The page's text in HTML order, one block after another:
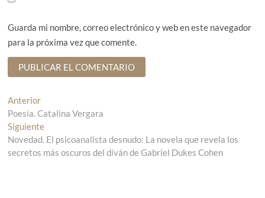
Guarda mi nombre, correo electrónico y web en este navegador
para la próxima vez que comente.
N
a
v
e
Anterior
n
t
r
a
Poesía. Catalina Vergara
Siguiente
n
t
Novedad. El psicoanalista desnudo: La novela que revela los
secretos más oscuros del diván de Gabriel Dukes Cohen